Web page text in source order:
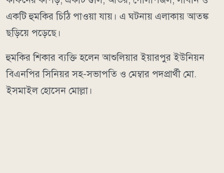
একটি হুমকির চিঠি পাওয়া যায়। এ ঘটনায় এলাকায় আতঙ্ক
ছড়িয়ে পড়েছে।
হুমকির শিকার ব্যক্তি হলেন আশুলিয়ার ইয়ারপুর ইউনিয়ন
বিএনপির সিনিয়র সহ-সভাপতি ও মেম্বার পদপ্রার্থী মো.
ইসমাইল হোসেন মোল্লা।